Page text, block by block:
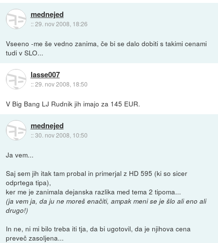
mednejed
::29. nov 2008, 18:26
Vseeno -me še vedno zanima, če bi se dalo dobiti s takimi cenami
tudi v SLO...
lasse007
::29. nov 2008, 18:50
V Big Bang LJ Rudnik jih imajo za 145 EUR.
mednejed
::30. nov 2008, 10:50
Ja vem...
Saj sem jih itak tam probal in primerjal z HD 595 (ki so sicer
odprtega tipa),
ker me je zanimala dejanska razlika med tema 2 tipoma...
(ja vem ja, da ju ne moreš enačiti, ampak meni se je šlo ali eno ali
drugo!)
In ne, ni mi bilo treba iti tja, da bi ugotovil, da je njihova cena
preveč zasoljena...